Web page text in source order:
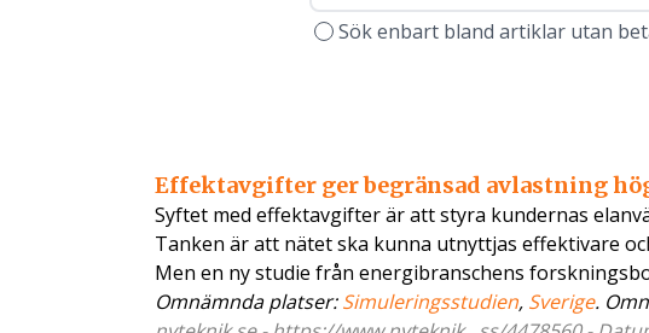
Sök enbart bland artiklar utan
Effektavgifter ger begränsad avlastning
Syftet med effektavgifter är att styra kundernas
Tanken är att nätet ska kunna utnyttjas effektivare
Men en ny studie från energibranschens
Omnämnda platser:Simuleringsstudien, Sverige.